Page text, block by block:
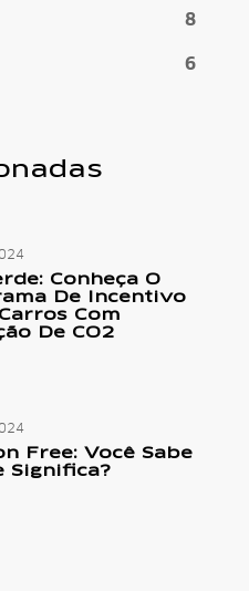
8
6
Conheça O
De Incentivo
Com
De CO2
Free: Você Sabe
Significa?